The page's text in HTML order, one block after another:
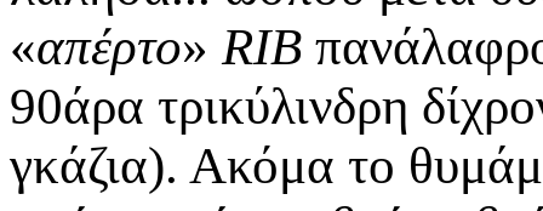
«απέρτο» RIB
90άρα τρικύλινδρη
γκάζια). Ακόμα το